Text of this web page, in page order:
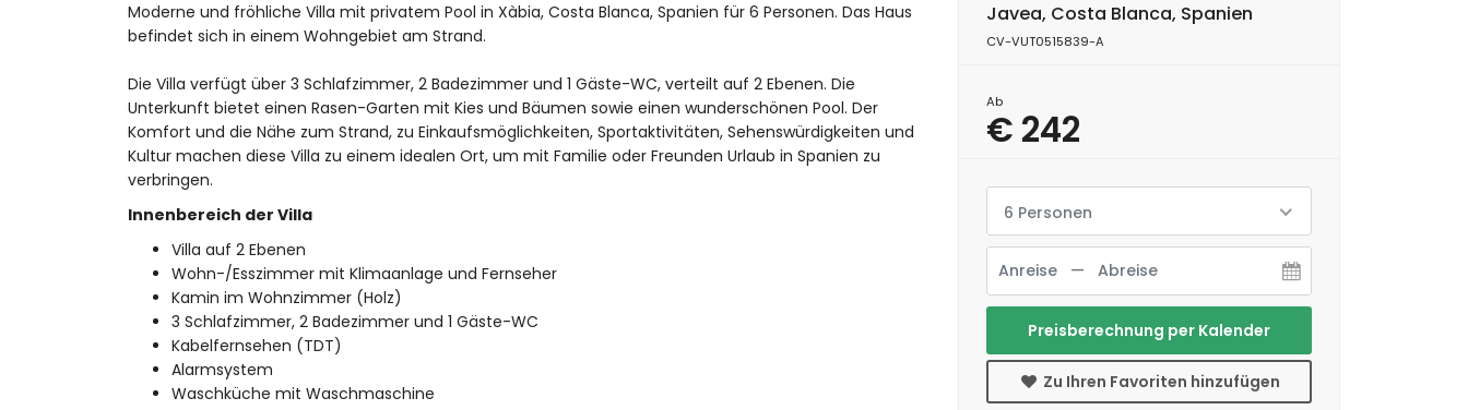
Moderne und fröhliche Villa mit privatem Pool in Xàbia, Costa Blanca, Spanien für 6 Personen. Das Haus
befindet sich in einem Wohngebiet am Strand.
Die Villa verfügt über 3 Schlafzimmer, 2 Badezimmer und 1 Gäste-WC, verteilt auf 2 Ebenen. Die
Unterkunft bietet einen Rasen-Garten mit Kies und Bäumen sowie einen wunderschönen Pool. Der
Komfort und die Nähe zum Strand, zu Einkaufsmöglichkeiten, Sportaktivitäten, Sehenswürdigkeiten und
Kultur machen diese Villa zu einem idealen Ort, um mit Familie oder Freunden Urlaub in Spanien zu
verbringen.
Innenbereich der Villa
Villa auf 2 Ebenen
Wohn-/Esszimmer mit Klimaanlage und Fernseher
Kamin im Wohnzimmer (Holz)
3 Schlafzimmer, 2 Badezimmer und 1 Gäste-WC
Kabelfernsehen (TDT)
Alarmsystem
Waschküche mit Waschmaschine
Javea, Costa Blanca, Spanien
CV-VUT0515839-A
Ab
€ 242
6 Personen
Preisberechnung per Kalender
Zu Ihren Favoriten hinzufügen